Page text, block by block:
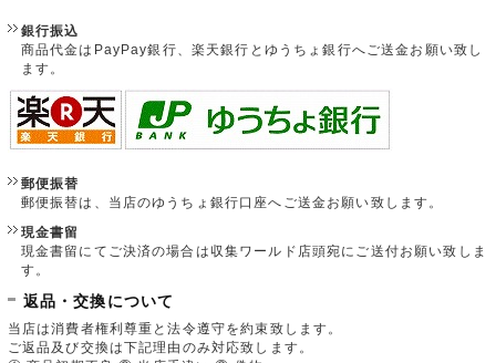
銀行振込
商品代金はPayPay銀行、楽天銀行とゆうちょ銀行へご送金お願い致し
ます。
郵便振替
郵便振替は、当店のゆうちょ銀行口座へご送金お願い致します。
現金書留
現金書留にてご決済の場合は収集ワールド店頭宛にご送付お願い致しま
す。
返品・交換について
当店は消費者権利尊重と法令遵守を約束致します。
ご返品及び交換は下記理由のみ対応致します。